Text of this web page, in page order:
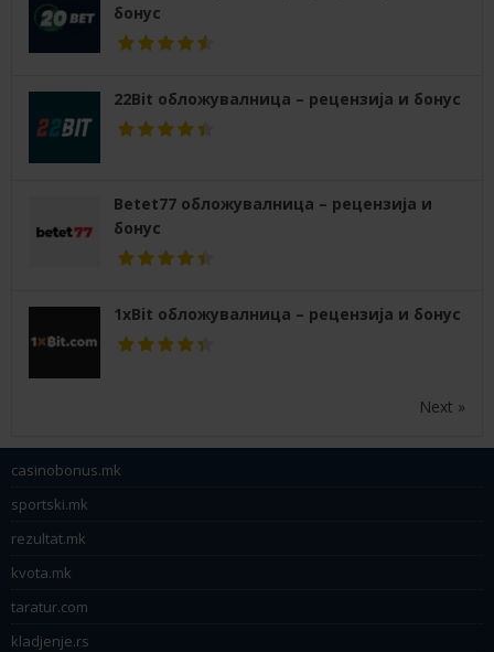
бонус
22Bit обложувалница – рецензија и бонус
Betet77 обложувалница – рецензија и
бонус
1xBit обложувалница – рецензија и бонус
Next »
casinobonus.mk
sportski.mk
rezultat.mk
kvota.mk
taratur.com
kladjenje.rs